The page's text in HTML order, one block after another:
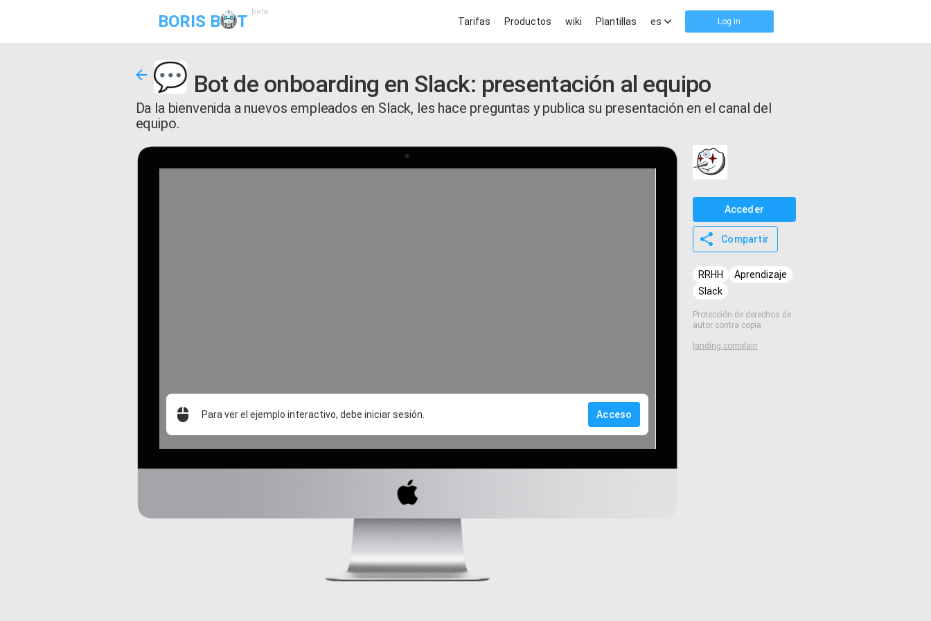
BORIS B T
beta
Tarifas Productos wiki Plantillas es Log in
Bot de onboarding en Slack: presentación al equipo
Da la bienvenida a nuevos empleados en Slack, les hace preguntas y publica su presentación en el canal del
equipo.
Para ver el ejemplo interactivo, debe iniciar sesión. Acceso
Acceder
Compartir
RRHH
Aprendizaje
Slack
Protección de derechos de
autor contra copia
landing.complain